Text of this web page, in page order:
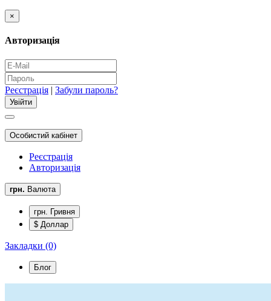
×
Авторизація
Реєстрація | Забули пароль?
Особистий кабінет
Реєстрація
Авторизація
грн. Валюта
грн. Гривня
$ Доллар
Закладки (0)
Блог